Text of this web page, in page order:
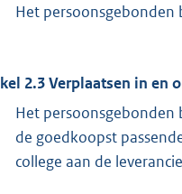
Het
2.3 Verplaatsen in en
Het persoonsgebonden
de goedkoopst
college aan de